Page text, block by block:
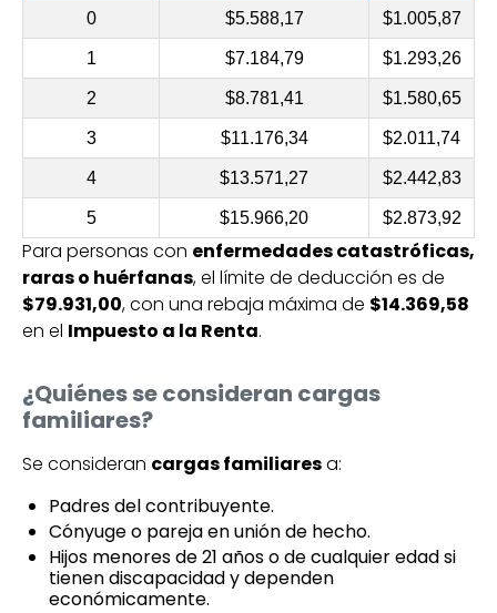
0 $5.588,17 $1.005,87
1 $7.184,79 $1.293,26
2 $8.781,41 $1.580,65
3 $11.176,34 $2.011,74
4 $13.571,27 $2.442,83
5 $15.966,20 $2.873,92
Para personas con enfermedades catastróficas,
raras o huérfanas, el límite de deducción es de
$79.931,00, con una rebaja máxima de $14.369,58
en el Impuesto a la Renta.
¿Quiénes se consideran cargas
familiares?
Se consideran cargas familiaresa:
Padres del contribuyente.
Cónyuge o pareja en unión de hecho.
Hijos menores de 21 años o de cualquier edad si
tienen discapacidad y dependen
económicamente.